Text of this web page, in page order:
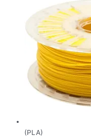
(PLA)